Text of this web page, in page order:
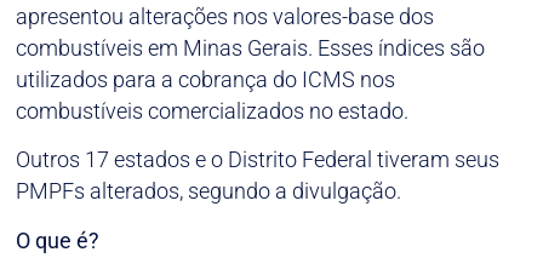
apresentou alterações nos valores-base dos
combustíveis em Minas Gerais. Esses índices são
utilizados para a cobrança do ICMS nos
combustíveis comercializados no estado.
Outros 17 estados e o Distrito Federal tiveram seus
PMPFs alterados, segundo a divulgação.
O que é?